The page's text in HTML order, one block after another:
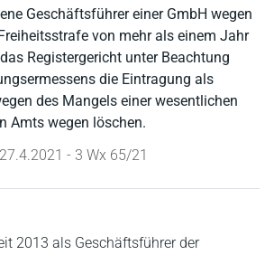
Geschäftsführer einer GmbH wegen
von mehr als einem Jahr
Registergericht unter Beachtung
die Eintragung als
des Mangels einer wesentlichen
Amts wegen löschen.
- 3 Wx 65/21
2013 als Geschäftsführer der